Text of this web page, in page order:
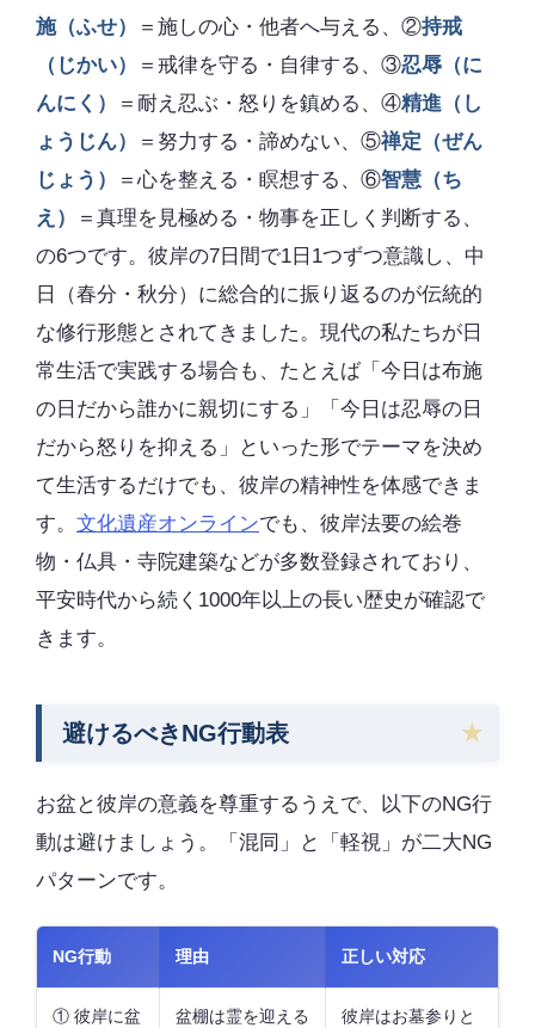
施（ふせ） ＝施しの心・他者へ与える、②持戒
（じかい）
＝戒律を守る・自律する、③忍辱（に
んにく）
＝耐え忍ぶ・怒りを鎮める、④精進（し
ょうじん）
＝努力する・諦めない、⑤禅定（ぜん
じょう）
＝心を整える・瞑想する、⑥智慧（ち
え）
＝真理を見極める・物事を正しく判断する、
の6つです。彼岸の7日間で1日1つずつ意識し、中
日（春分・秋分）に総合的に振り返るのが伝統的
な修行形態とされてきました。現代の私たちが日
常生活で実践する場合も、たとえば「今日は布施
の日だから誰かに親切にする」「今日は忍辱の日
だから怒りを抑える」といった形でテーマを決め
て生活するだけでも、彼岸の精神性を体感できま
す。 文化遺産オンラインでも、彼岸法要の絵巻
物・仏具・寺院建築などが多数登録されており、
平安時代から続く1000年以上の長い歴史が確認で
きます。
避けるべきNG行動表
お盆と彼岸の意義を尊重するうえで、以下のNG行
動は避けましょう。「混同」と「軽視」が二大NG
パターンです。
NG行動 理由 正しい対応
① 彼岸に盆
盆棚は霊を迎える
彼岸はお墓参りと